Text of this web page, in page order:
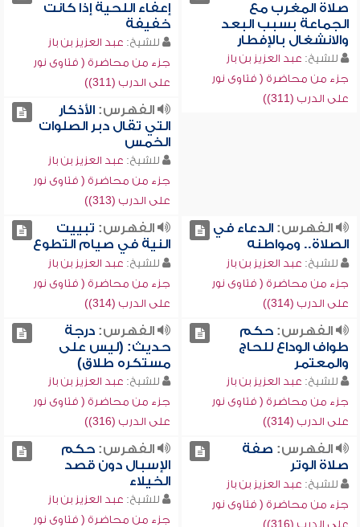
صلاة المغرب مع
الجماعة بسبب البعد
والانشغال بالإفطار
للشيخ: عبد العزيز بن باز
جزء من محاضرة ( فتاوى نور
على الدرب (311))
إعفاء اللحية إذا كانت
خفيفة
للشيخ: عبد العزيز بن باز
جزء من محاضرة ( فتاوى نور
على الدرب (311))
الفهرس:الأذكار
التي تقال دبر الصلوات
الخمس
للشيخ: عبد العزيز بن باز
جزء من محاضرة ( فتاوى نور
على الدرب (313))
الفهرس:الدعاء في
الصلاة.. ومواطنه
للشيخ: عبد العزيز بن باز
جزء من محاضرة ( فتاوى نور
على الدرب (314))
الفهرس: تبييت
النية في صيام التطوع
للشيخ: عبد العزيز بن باز
جزء من محاضرة ( فتاوى نور
على الدرب (314))
الفهرس:حكم
طواف الوداع للحاج
والمعتمر
للشيخ: عبد العزيز بن باز
جزء من محاضرة ( فتاوى نور
على الدرب (314))
الفهرس:درجة
حديث: (ليس على
مستكره طلاق)
للشيخ: عبد العزيز بن باز
جزء من محاضرة ( فتاوى نور
على الدرب (316))
الفهرس: صفة
صلاة الوتر
للشيخ: عبد العزيز بن باز
جزء من محاضرة ( فتاوى نور
على الدرب (316))
الفهرس:حكم
الإسبال دون قصد
الخيلاء
للشيخ: عبد العزيز بن باز
جزء من محاضرة ( فتاوى نور